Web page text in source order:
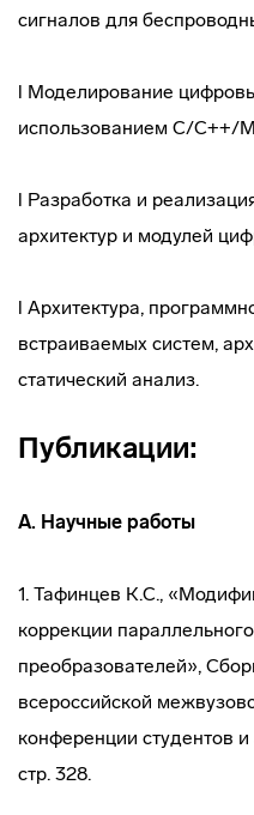
сигналов для
l Моделирование
использованием С/C++/
l Разработка и
архитектур и модулей
l Архитектура,
встраиваемых систем,
статический анализ.
Публикации:
А. Научные работы
1. Тафинцев К.С.,
коррекции
преобразователей»,
всероссийской
конференции студентов
стр. 328.